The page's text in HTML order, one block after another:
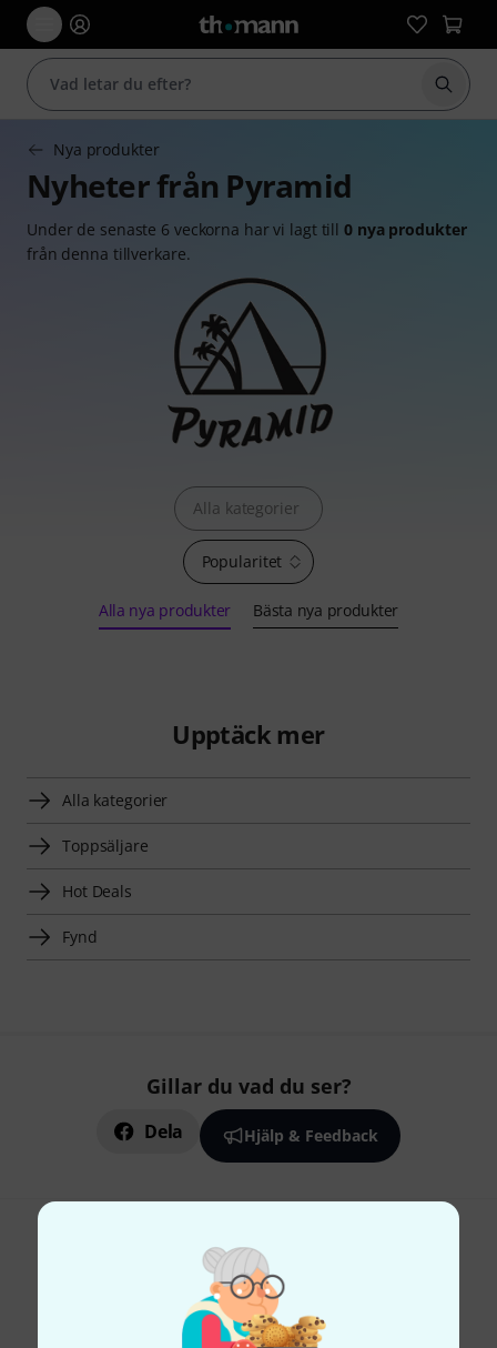
Börja
Nya produkter
Nyheter från Pyramid
Under de senaste 6 veckorna har vi lagt till0 nya produkter
från denna tillverkare.
Popularitet
Alla kategorier
Alla nya produkter Bästa nya produkter
Upptäck mer
Alla kategorier
Toppsäljare
Hot Deals
Fynd
Gillar du vad du ser?
Dela Hjälp & Feedback